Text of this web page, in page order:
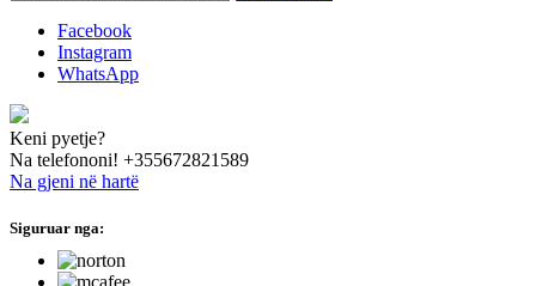
Facebook
Instagram
WhatsApp
Keni pyetje?
Na telefononi! +355672821589
Na gjeni në hartë
Siguruar nga: